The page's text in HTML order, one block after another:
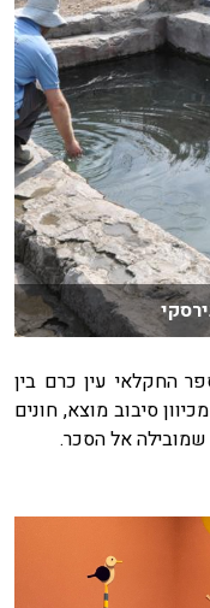
החקלאי עין כרם בין
סיבוב מוצא, חונים
אל הסכר.